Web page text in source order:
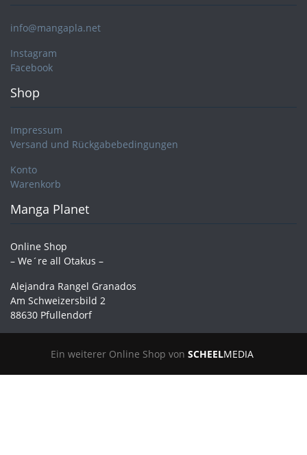
info@mangapla.net
Instagram
Facebook
Shop
Impressum
Versand und Rückgabebedingungen
Konto
Warenkorb
Manga Planet
Online Shop
– We´re all Otakus –
Alejandra Rangel Granados
Am Schweizersbild 2
88630 Pfullendorf
Ein weiterer Online Shop von SCHEELMEDIA